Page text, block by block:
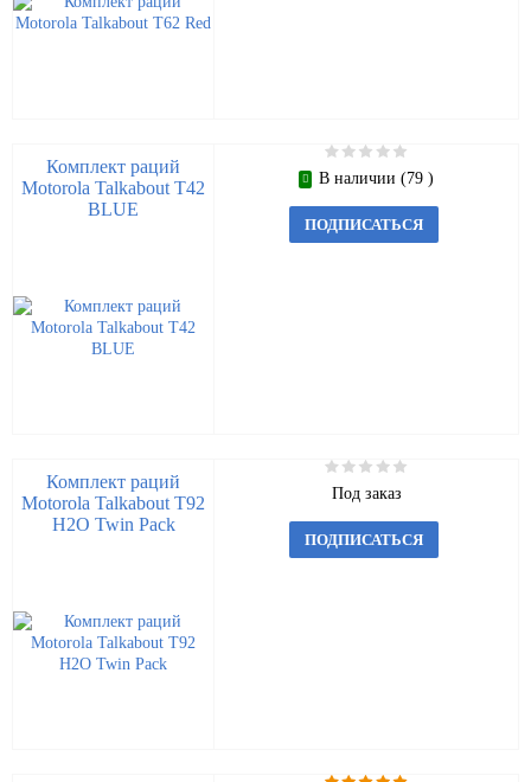
Комплект раций
Motorola Talkabout T42
BLUE
В наличии (79 )
ПОДПИСАТЬСЯ
Комплект раций
Motorola Talkabout T92
H2O Twin Pack
Под заказ
ПОДПИСАТЬСЯ